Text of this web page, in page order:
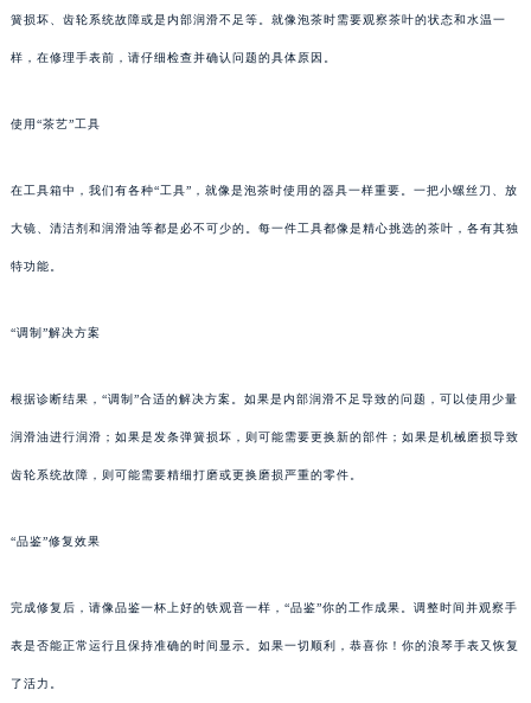
簧损坏、齿轮系统故障或是内部润滑不足等。就像泡茶时需要观察茶叶的状态和水温一
样，在修理手表前，请仔细检查并确认问题的具体原因。
使用“茶艺”工具
在工具箱中，我们有各种“工具”，就像是泡茶时使用的器具一样重要。一把小螺丝刀、放
大镜、清洁剂和润滑油等都是必不可少的。每一件工具都像是精心挑选的茶叶，各有其独
特功能。
“调制”解决方案
根据诊断结果，“调制”合适的解决方案。如果是内部润滑不足导致的问题，可以使用少量
润滑油进行润滑；如果是发条弹簧损坏，则可能需要更换新的部件；如果是机械磨损导致
齿轮系统故障，则可能需要精细打磨或更换磨损严重的零件。
“品鉴”修复效果
完成修复后，请像品鉴一杯上好的铁观音一样，“品鉴”你的工作成果。调整时间并观察手
表是否能正常运行且保持准确的时间显示。如果一切顺利，恭喜你！你的浪琴手表又恢复
了活力。